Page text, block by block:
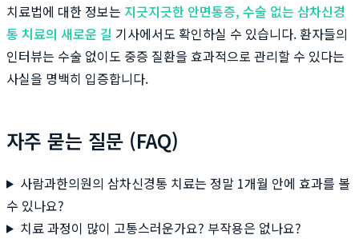
치료법에 대한 정보는 지긋지긋한 안면통증, 수술 없는 삼차신경
통 치료의 새로운 길 기사에서도 확인하실 수 있습니다. 환자들의
인터뷰는 수술 없이도 중증 질환을 효과적으로 관리할 수 있다는
사실을 명백히 입증합니다.
자주 묻는 질문 (FAQ)
사람과한의원의 삼차신경통 치료는 정말 1개월 안에 효과를 볼
수 있나요?
치료 과정이 많이 고통스러운가요? 부작용은 없나요?